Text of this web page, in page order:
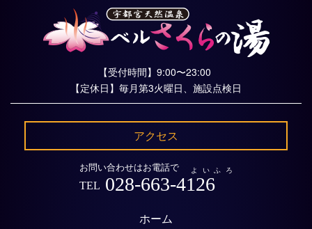
【受付時間】9:00〜23:00
【定休日】毎月第3火曜日、施設点検日
アクセス
お問い合わせはお電話で よいふろ
TEL 028-663-4126
ホーム